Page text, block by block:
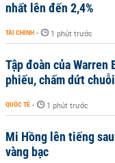
nhất lên đến 2,4%
TÀI CHÍNH - 1 phút trước
Tập đoàn của Warren
phiếu, chấm dứt
QUỐC TẾ - 1 phút trước
Mi Hồng lên tiếng
vàng bạc